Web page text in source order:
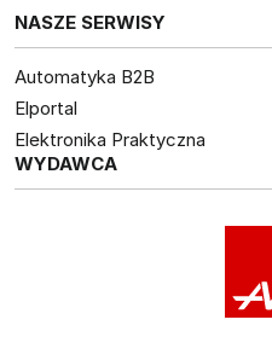
NASZE SERWISY
Automatyka B2B
Elportal
Elektronika Praktyczna
WYDAWCA